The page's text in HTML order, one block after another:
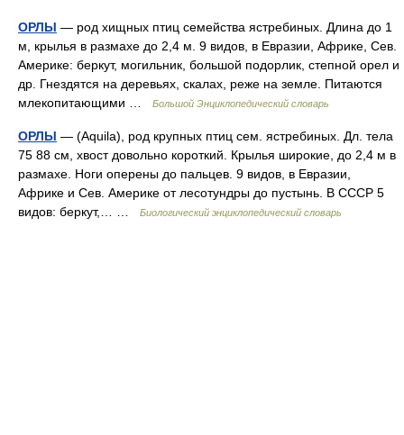
ОРЛЫ — род хищных птиц семейства ястребиных. Длина до 1
м, крылья в размахе до 2,4 м. 9 видов, в Евразии, Африке, Сев.
Америке: беркут, могильник, большой подорлик, степной орел и
др. Гнездятся на деревьях, скалах, реже на земле. Питаются
млекопитающими …
Большой Энциклопедический словарь
ОРЛЫ — (Aquila), род крупных птиц сем. ястребиных. Дл. тела
75 88 см, хвост довольно короткий. Крылья широкие, до 2,4 м в
размахе. Ноги оперены до пальцев. 9 видов, в Евразии,
Африке и Сев. Америке от лесотундры до пустынь. В СССР 5
видов: беркут,… …
Биологический энциклопедический словарь